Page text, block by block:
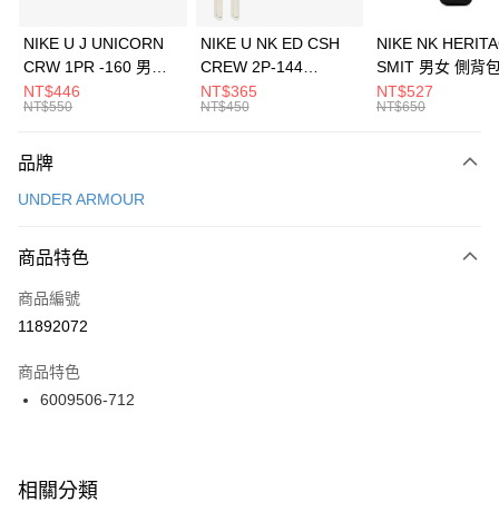
元大商業銀行
台灣樂天信用卡公司
全盈+PAY
AFTEE先享後付
【關於「AFTEE先享後付」】
便利好安心！
３．安心：先確認商品／服務後，再付款。
【「AFTEE先享後付」結帳流程】
１．於結帳方式選擇「AFTEE先享後付」後，將跳轉至「AFTEE先享後付」
２．訂單成立數日內，您將收到繳費通知簡訊。
３．收到繳費通知簡訊後14天內，點擊此簡訊中的連結，可透過四大超商／
ATM／網路銀行／等多元方式進行付款，方視為交易完成。
※ 交易是否成功請以「AFTEE先享後付 」之結帳頁面顯示為準，若有關於
是否繳費成功／繳費後需取消欲退款等相關疑問，請聯繫「AFTEE先享後付
運送方式
每筆NT$100，滿NT$1,500(含以上)免運費
宅配
每筆NT$100，滿NT$1,500(含以上)免運費
付款後門市自取
每筆NT$100，滿NT$1,500(含以上)免運費
NIKE U J UNICORN
CRW 1PR -160 男女
中統襪 FZ3393100
NT$446
NT$550
NIKE U NK ED CSH
CREW 2P-144
EMBRDY 男女 短統襪
FZ3073133
NT$365
NT$450
NIKE NK
SMIT 男女 側背
BA5871010
NT$527
NT$650
品牌
UNDER ARMOUR
商品特色
商品編號
11892072
商品特色
6009506-712
相關分類